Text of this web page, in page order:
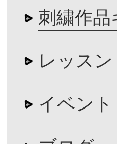
刺繍作品
レッスン
イベント